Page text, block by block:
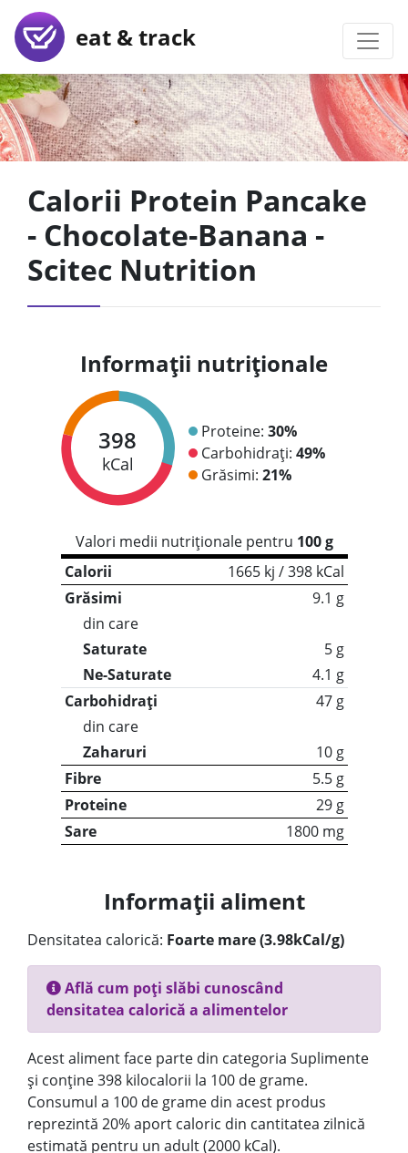
eat & track
Calorii Protein Pancake
- Chocolate-Banana -
Scitec Nutrition
Informații nutriționale
398
kCal
Proteine: 30%
Carbohidrați: 49%
Grăsimi: 21%
Valori medii nutriționale pentru 100 g
Calorii
1665 kj / 398 kCal
Grăsimi
9.1 g
din care
Saturate
5 g
Ne-Saturate
4.1 g
Carbohidrați
47 g
din care
Zaharuri
10 g
Fibre
5.5 g
Proteine
29 g
Sare
1800 mg
Informații aliment
Densitatea calorică: Foarte mare (3.98kCal/g)
Află cum poți slăbi cunoscând
densitatea calorică a alimentelor
Acest aliment face parte din categoria Suplimente
și conține 398 kilocalorii la 100 de grame.
Consumul a 100 de grame din acest produs
reprezintă 20% aport caloric din cantitatea zilnică
estimată pentru un adult (2000 kCal).